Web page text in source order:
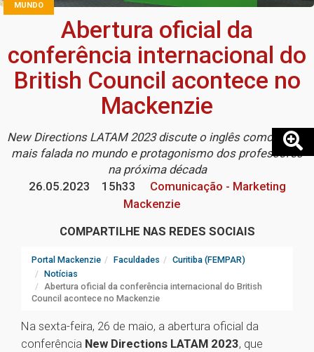
MUNDO
Abertura oficial da
conferência internacional do
British Council acontece no
Mackenzie
New Directions LATAM 2023 discute o inglês como língua
mais falada no mundo e protagonismo dos professores
na próxima década
26.05.2023
15h33
Comunicação - Marketing
Mackenzie
COMPARTILHE NAS REDES SOCIAIS
Portal Mackenzie Faculdades
Curitiba (FEMPAR)
Notícias
Abertura oficial da conferência internacional do British
Council acontece no Mackenzie
Na sexta-feira, 26 de maio, a abertura oficial da
conferência New Directions LATAM 2023, que